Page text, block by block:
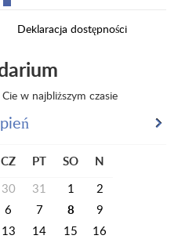
Deklaracja dostępności
w najbliższym czasie
CZ PT SO N
30 31 1
2
6 7 8
9
13 14 15
16